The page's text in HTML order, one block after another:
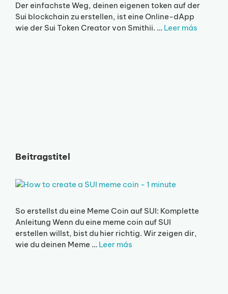
Der einfachste Weg, deinen eigenen token auf der
Sui blockchain zu erstellen, ist eine Online-dApp
wie der Sui Token Creator von Smithii. … Leer más
Beitragstitel
So erstellst du eine Meme Coin auf SUI: Komplette
Anleitung Wenn du eine meme coin auf SUI
erstellen willst, bist du hier richtig. Wir zeigen dir,
wie du deinen Meme … Leer más